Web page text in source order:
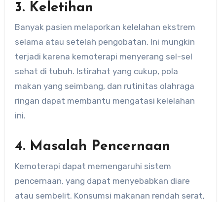
3. Keletihan
Banyak pasien melaporkan kelelahan ekstrem
selama atau setelah pengobatan. Ini mungkin
terjadi karena kemoterapi menyerang sel-sel
sehat di tubuh. Istirahat yang cukup, pola
makan yang seimbang, dan rutinitas olahraga
ringan dapat membantu mengatasi kelelahan
ini.
4. Masalah Pencernaan
Kemoterapi dapat memengaruhi sistem
pencernaan, yang dapat menyebabkan diare
atau sembelit. Konsumsi makanan rendah serat,